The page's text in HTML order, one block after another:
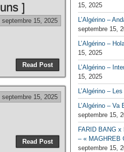
]
septembre 15, 2025
Read Post
septembre 15, 2025
Read Post
15, 2025
L’Algérino –
septembre 15,
L’Algérino –
15, 2025
L’Algérino –
15, 2025
L’Algérino –
L’Algérino –
septembre 15,
FARID BANG x
– « MAGHREB
septembre 15,